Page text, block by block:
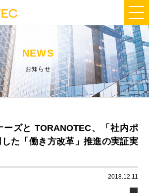
NEWS
お知らせ
ーズと TORANOTEC、「社内ポ
た「働き⽅改⾰」推進の実証実
2018.12.11